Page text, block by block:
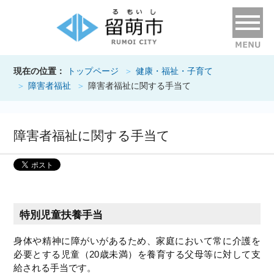
現在の位置： トップページ
健康・福祉・子育て
障害者福祉
障害者福祉に関する手当て
障害者福祉に関する手当て
特別児童扶養手当
身体や精神に障がいがあるため、家庭において常に介護を
必要とする児童（20歳未満）を養育する父母等に対して支
給される手当です。